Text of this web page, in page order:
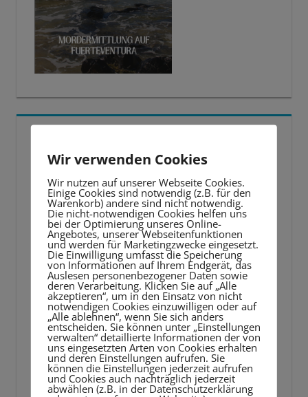
Video-
Player
Wir verwenden Cookies
Wir nutzen auf unserer Webseite Cookies.
Einige Cookies sind notwendig (z.B. für den
Warenkorb) andere sind nicht notwendig.
Die nicht-notwendigen Cookies helfen uns
bei der Optimierung unseres Online-
Angebotes, unserer Webseitenfunktionen
und werden für Marketingzwecke eingesetzt.
Die Einwilligung umfasst die Speicherung
von Informationen auf Ihrem Endgerät, das
Auslesen personenbezogener Daten sowie
deren Verarbeitung. Klicken Sie auf „Alle
akzeptieren“, um in den Einsatz von nicht
notwendigen Cookies einzuwilligen oder auf
„Alle ablehnen“, wenn Sie sich anders
entscheiden. Sie können unter „Einstellungen
verwalten“ detaillierte Informationen der von
uns eingesetzten Arten von Cookies erhalten
und deren Einstellungen aufrufen. Sie
können die Einstellungen jederzeit aufrufen
und Cookies auch nachträglich jederzeit
abwählen (z.B. in der Datenschutzerklärung